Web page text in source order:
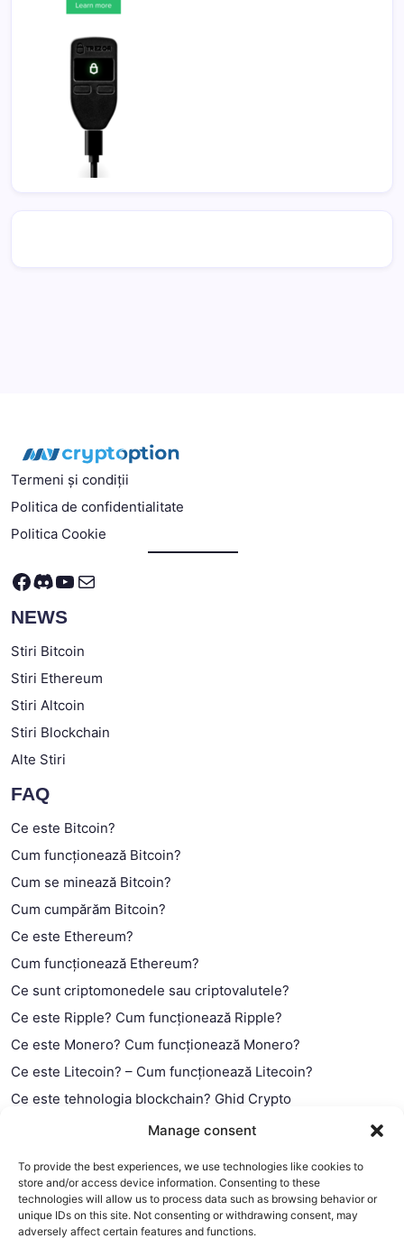
Manage consent
To provide the best experiences, we use technologies like cookies to
store and/or access device information. Consenting to these
technologies will allow us to process data such as browsing behavior or
unique IDs on this site. Not consenting or withdrawing consent, may
adversely affect certain features and functions.
Termeni și condiții
Politica de confidentialitate
Politica Cookie
Facebook
Discord
YouTube
Mail
NEWS
Stiri Bitcoin
Stiri Ethereum
Stiri Altcoin
Stiri Blockchain
Alte Stiri
FAQ
Ce este Bitcoin?
Cum funcționează Bitcoin?
Cum se minează Bitcoin?
Cum cumpărăm Bitcoin?
Ce este Ethereum?
Cum funcționează Ethereum?
Ce sunt criptomonedele sau criptovalutele?
Ce este Ripple? Cum funcționează Ripple?
Ce este Monero? Cum funcționează Monero?
Ce este Litecoin? – Cum funcționează Litecoin?
Ce este tehnologia blockchain? Ghid Crypto
Ce este contractul smart?